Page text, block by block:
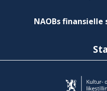
NAOBs